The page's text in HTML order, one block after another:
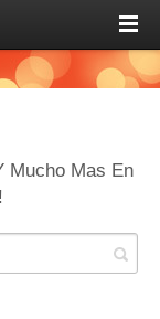
Mucho Mas En